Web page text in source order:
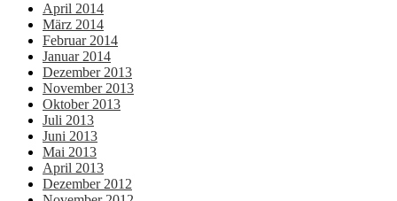
April 2014
März 2014
Februar 2014
Januar 2014
Dezember 2013
November 2013
Oktober 2013
Juli 2013
Juni 2013
Mai 2013
April 2013
Dezember 2012